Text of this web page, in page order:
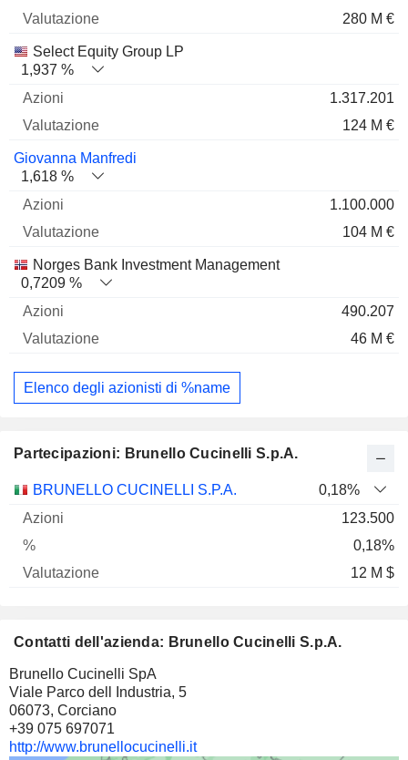
280 M €
Select Equity Group LP
1,937 %
1.317.201
124 M €
Giovanna Manfredi
1,618 %
1.100.000
104 M €
Norges Bank Investment Management
0,7209 %
490.207
46 M €
Elenco degli azionisti di %name
Partecipazioni: Brunello Cucinelli S.p.A.
Nome Azioni % Valutazione
BRUNELLO CUCINELLI S.P.A.
0,18%
123.500
0,18%
12 M $
Contatti dell'azienda: Brunello Cucinelli S.p.A.
Brunello Cucinelli SpA
Viale Parco dell Industria, 5
06073, Corciano
+39 075 697071
http://www.brunellocucinelli.it